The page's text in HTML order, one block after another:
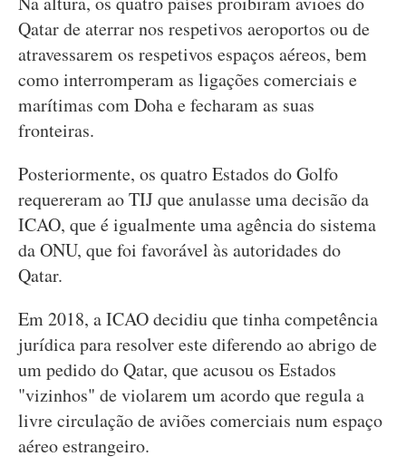
Qatar de aterrar nos respetivos aeroportos ou de
atravessarem os respetivos espaços aéreos, bem
como interromperam as ligações comerciais e
marítimas com Doha e fecharam as suas
fronteiras.
Posteriormente, os quatro Estados do Golfo
requereram ao TIJ que anulasse uma decisão da
ICAO, que é igualmente uma agência do sistema
da ONU, que foi favorável às autoridades do
Qatar.
Em 2018, a ICAO decidiu que tinha competência
jurídica para resolver este diferendo ao abrigo de
um pedido do Qatar, que acusou os Estados
"vizinhos" de violarem um acordo que regula a
livre circulação de aviões comerciais num espaço
aéreo estrangeiro.